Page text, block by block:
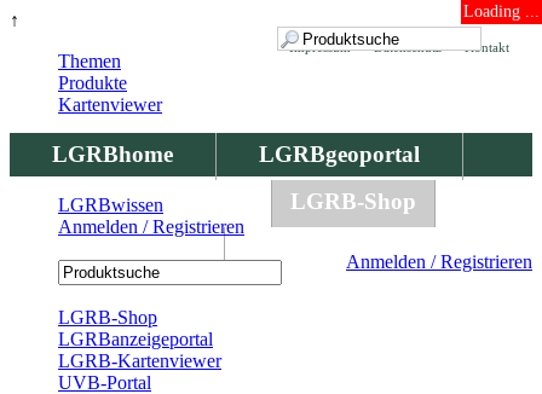
↑ Loading ...
Kontakt
Datenschutz
Impressum
LGRBhome
LGRBgeoportal
LGRBbohrungen
LGRB-Shop
Anmelden / Registrieren
Themen
Produkte
Kartenviewer
LGRBwissen
Anmelden / Registrieren
LGRB-Shop
LGRBanzeigeportal
LGRB-Kartenviewer
UVB-Portal